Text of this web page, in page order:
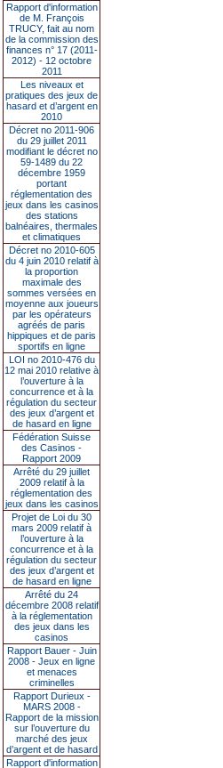
Rapport d'information
de M. François
TRUCY, fait au nom
de la commission des
finances n° 17 (2011-
2012) - 12 octobre
2011
Les niveaux et
pratiques des jeux de
hasard et d’argent en
2010
Décret no 2011-906
du 29 juillet 2011
modifiant le décret no
59-1489 du 22
décembre 1959
portant
réglementation des
jeux dans les casinos
des stations
balnéaires, thermales
et climatiques
Décret no 2010-605
du 4 juin 2010 relatif à
la proportion
maximale des
sommes versées en
moyenne aux joueurs
par les opérateurs
agréés de paris
hippiques et de paris
sportifs en ligne
LOI no 2010-476 du
12 mai 2010 relative à
l’ouverture à la
concurrence et à la
régulation du secteur
des jeux d’argent et
de hasard en ligne
Fédération Suisse
des Casinos -
Rapport 2009
Arrêté du 29 juillet
2009 relatif à la
réglementation des
jeux dans les casinos
Projet de Loi du 30
mars 2009 relatif à
l’ouverture à la
concurrence et à la
régulation du secteur
des jeux d’argent et
de hasard en ligne
Arrêté du 24
décembre 2008 relatif
à la réglementation
des jeux dans les
casinos
Rapport Bauer - Juin
2008 - Jeux en ligne
et menaces
criminelles
Rapport Durieux -
MARS 2008 -
Rapport de la mission
sur l’ouverture du
marché des jeux
d’argent et de hasard
Rapport d'information